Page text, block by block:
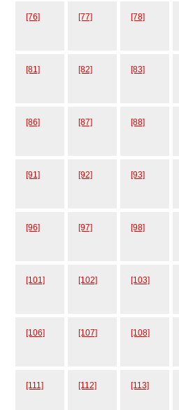
[76] [77] [78]
[81] [82] [83]
[86] [87] [88]
[91] [92] [93]
[96] [97] [98]
[101] [102] [103]
[106] [107] [108]
[111] [112] [113]